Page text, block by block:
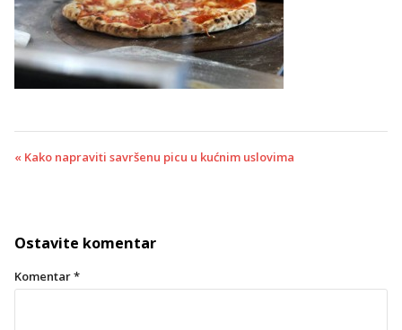
« Kako napraviti savršenu picu u kućnim uslovima
Ostavite komentar
Komentar*